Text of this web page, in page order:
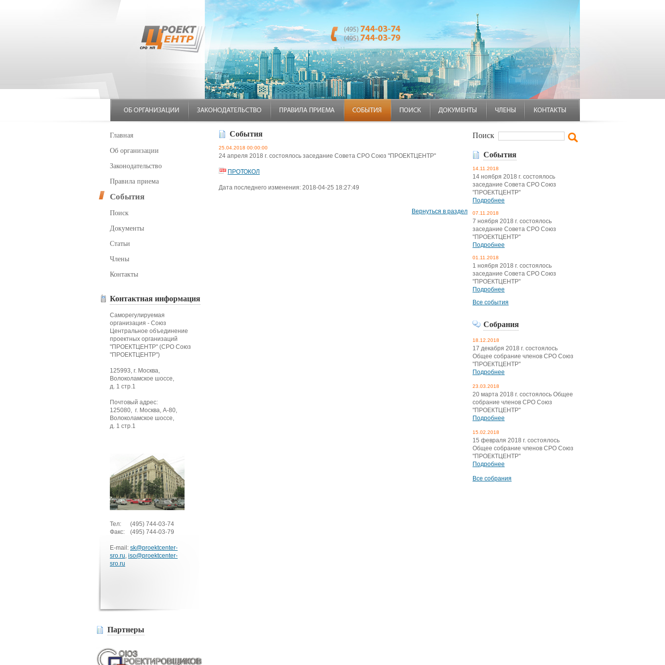
Главная
Об организации
Законодательство
Правила приема
События
Поиск
Документы
Статьи
Члены
Контакты
Контактная информация
Саморегулируемая
организация - Союз
Центральное объединение
проектных организаций
"ПРОЕКТЦЕНТР" (СРО Союз
"ПРОЕКТЦЕНТР")
125993, г. Москва,
Волоколамское шоссе,
д. 1 стр.1
Почтовый адрес:
125080, г. Москва, А-80,
Волоколамское шоссе,
д. 1 стр.1
Тел: (495) 744-03-74
Факс:
(495) 744-03-79
E-mail: sk@proektcenter-
sro.ru, iso@proektcenter-
sro.ru
Партнеры
События
25.04.2018 00:00:00
24 апреля 2018 г. состоялось заседание Совета СРО Союз "ПРОЕКТЦЕНТР"
ПРОТОКОЛ
Дата последнего изменения: 2018-04-25 18:27:49
Вернуться в раздел
Поиск
События
14.11.2018
14 ноября 2018 г. состоялось
заседание Совета СРО Союз
"ПРОЕКТЦЕНТР"
Подробнее
07.11.2018
7 ноября 2018 г. состоялось
заседание Совета СРО Союз
"ПРОЕКТЦЕНТР"
Подробнее
01.11.2018
1 ноября 2018 г. состоялось
заседание Совета СРО Союз
"ПРОЕКТЦЕНТР"
Подробнее
Все события
Собрания
18.12.2018
17 декабря 2018 г. состоялось
Общее собрание членов СРО Союз
"ПРОЕКТЦЕНТР"
Подробнее
23.03.2018
20 марта 2018 г. состоялось Общее
собрание членов СРО Союз
"ПРОЕКТЦЕНТР"
Подробнее
15.02.2018
15 февраля 2018 г. состоялось
Общее собрание членов СРО Союз
"ПРОЕКТЦЕНТР"
Подробнее
Все собрания